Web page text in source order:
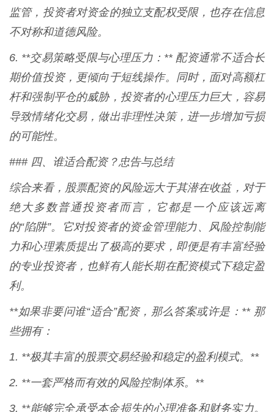
监管，投资者对资金的独立支配权受限，也存在信息
不对称和道德风险。
6. **交易策略受限与心理压力：** 配资通常不适合长
期价值投资，更倾向于短线操作。同时，面对高额杠
杆和强制平仓的威胁，投资者的心理压力巨大，容易
导致情绪化交易，做出非理性决策，进一步增加亏损
的可能性。
### 四、谁适合配资？忠告与总结
综合来看，股票配资的风险远大于其潜在收益，对于
绝大多数普通投资者而言，它都是一个应该远离
的“陷阱”。它对投资者的资金管理能力、风险控制能
力和心理素质提出了极高的要求，即便是有丰富经验
的专业投资者，也鲜有人能长期在配资模式下稳定盈
利。
**如果非要问谁“适合”配资，那么答案或许是：** 那
些拥有：
1. **极其丰富的股票交易经验和稳定的盈利模式。**
2. **一套严格而有效的风险控制体系。**
3. **能够完全承受本金损失的心理准备和财务实力。